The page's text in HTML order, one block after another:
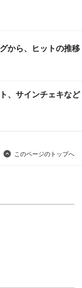
から、ヒットの推移
、サインチェキなど
このページのトップへ